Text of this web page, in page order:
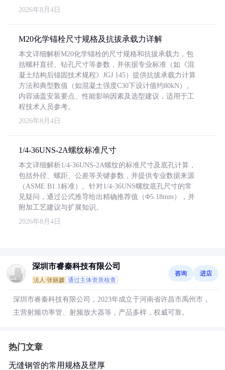
2026年8月4日
M20化学锚栓尺寸规格及抗拔承载力详解
本文详细解析M20化学锚栓的尺寸规格和抗拔承载力，包
括螺杆直径、钻孔尺寸等参数，并依据专业标准（如《混
凝土结构后锚固技术规程》JGJ 145）提供抗拔承载力计算
方法和典型数值（如混凝土强度C30下设计值约80kN）。
内容涵盖安装要点、性能影响因素及选型建议，适用于工
程技术人员参考。
2026年8月4日
1/4-36UNS-2A螺纹标准尺寸
本文详细解析1/4-36UNS-2A螺纹的标准尺寸及底孔计算，
包括外径、螺距、公差等关键参数，并提供专业数据来源
（ASME B1.1标准）。针对1/4-36UNS螺纹底孔尺寸的常
见疑问，通过公式推导给出精确推荐值（Φ5.18mm），并
附加工艺建议与扩展知识。
2026年8月4日
深圳市睿秦科技有限公司
法人:张丽媛 通过主体资质核查
咨询 进店
深圳市睿秦科技有限公司，2023年成立于河南省许昌市禹州市，
主营射频功率管、射频放大器等，产品多样，权威可靠。
热门文章
无缝钢管的常用规格及壁厚